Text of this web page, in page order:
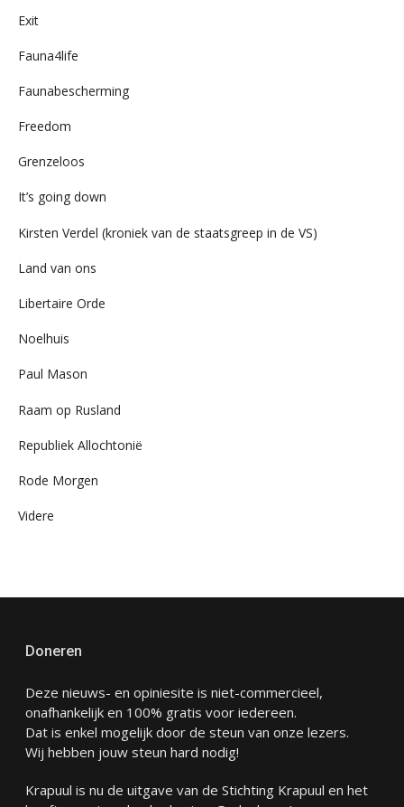
Exit
Fauna4life
Faunabescherming
Freedom
Grenzeloos
It’s going down
Kirsten Verdel (kroniek van de staatsgreep in de VS)
Land van ons
Libertaire Orde
Noelhuis
Paul Mason
Raam op Rusland
Republiek Allochtonië
Rode Morgen
Videre
Doneren
Deze nieuws- en opiniesite is niet-commercieel,
onafhankelijk en 100% gratis voor iedereen.
Dat is enkel mogelijk door de steun van onze lezers.
Wij hebben jouw steun hard nodig!
Krapuul is nu de uitgave van de Stichting Krapuul en het